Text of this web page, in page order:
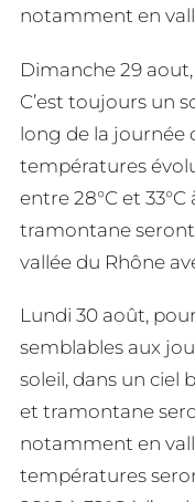
notamment en
Dimanche 29
C’est toujours un
long de la journée
températures
entre 28°C et 33°C
tramontane
vallée du Rhône
Lundi 30 août,
semblables aux
soleil, dans un ciel
et tramontane
notamment en
températures